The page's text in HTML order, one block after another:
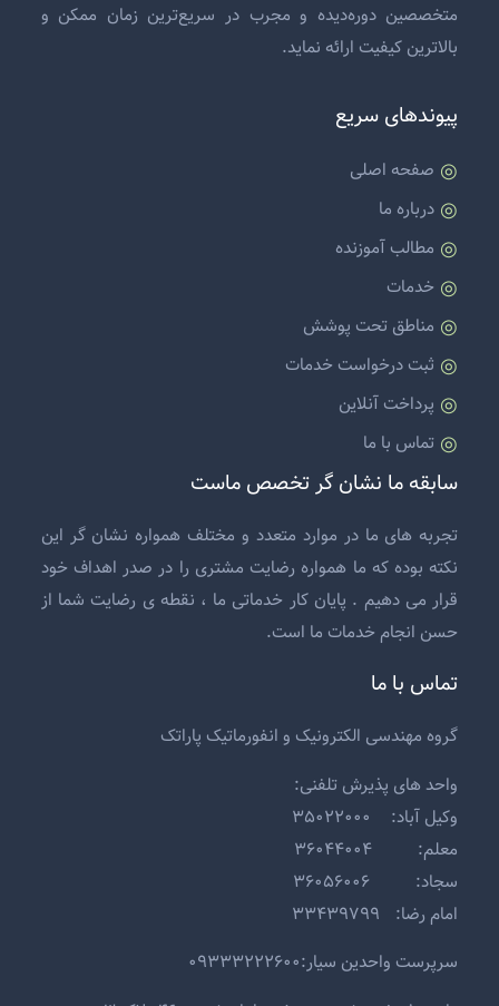
متخصصین دوره‌دیده و مجرب در سریع‌ترین زمان ممکن و
بالاترین کیفیت ارائه نماید.
پیوندهای سریع
صفحه اصلی
درباره ما
مطالب آموزنده
خدمات
مناطق تحت پوشش
ثبت درخواست خدمات
پرداخت آنلاین
تماس با ما
سابقه ما نشان گر تخصص ماست
تجربه های ما در موارد متعدد و مختلف همواره نشان گر این
نکته بوده که ما همواره رضایت مشتری را در صدر اهداف خود
قرار می دهیم . پایان کار خدماتی ما ، نقطه ی رضایت شما از
حسن انجام خدمات ما است.
تماس با ما
گروه مهندسی الکترونیک و انفورماتیک پاراتک
واحد های پذیرش تلفنی:
وکیل آباد: ۳۵۰۲۲۰۰۰
معلم: ۳۶۰۴۴۰۰۴
سجاد: ۳۶۰۵۶۰۰۶
امام رضا: ۳۳۴۳۹۷۹۹
سرپرست واحدین سیار:۰۹۳۳۳۲۲۲۶۰۰